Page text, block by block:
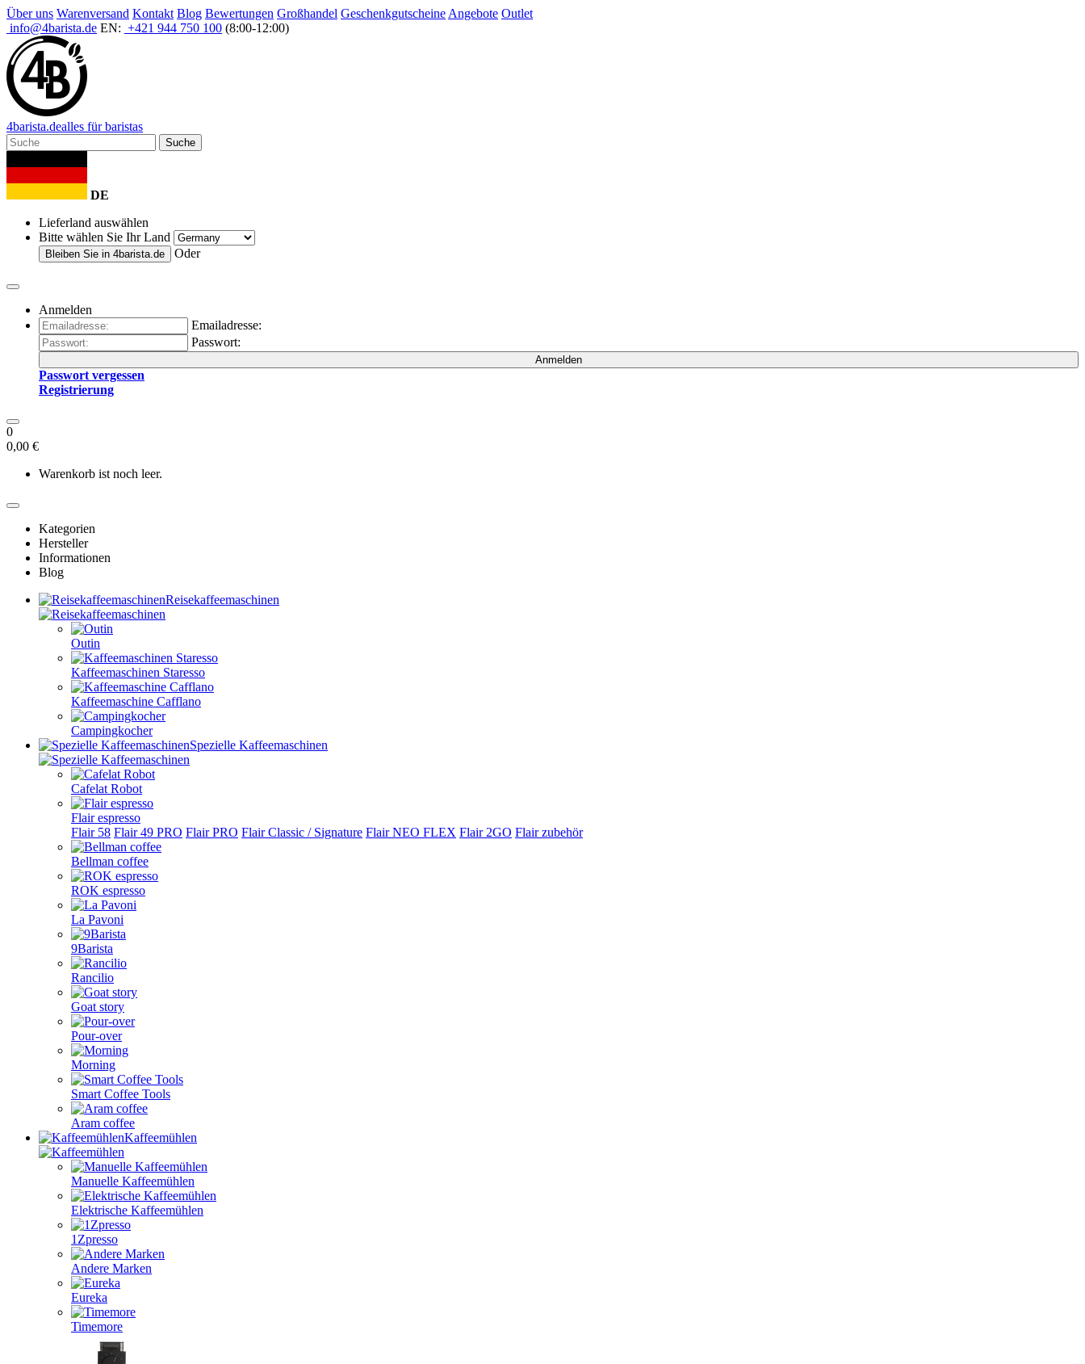
Über uns Warenversand Kontakt Blog Bewertungen Großhandel Geschenkgutscheine Angebote Outlet
info@4barista.de EN: +421 944 750 100 (8:00-12:00)
4barista.dealles für baristas
Suche
DE
Lieferland auswählen
Bitte wählen Sie Ihr Land
Bleiben Sie in 4barista.de Oder
Anmelden
Emailadresse:
Passwort:
Anmelden
Passwort vergessen
Registrierung
0
0,00 €
Warenkorb ist noch leer.
Kategorien
Hersteller
Informationen
Blog
Reisekaffeemaschinen
Outin
Kaffeemaschinen Staresso
Kaffeemaschine Cafflano
Campingkocher
Spezielle Kaffeemaschinen
Cafelat Robot
Flair espresso
Flair 58 Flair 49 PRO Flair PRO Flair Classic / Signature Flair NEO FLEX Flair 2GO Flair zubehör
Bellman coffee
ROK espresso
La Pavoni
9Barista
Rancilio
Goat story
Pour-over
Morning
Smart Coffee Tools
Aram coffee
Kaffeemühlen
Manuelle Kaffeemühlen
Elektrische Kaffeemühlen
1Zpresso
Andere Marken
Eureka
Timemore